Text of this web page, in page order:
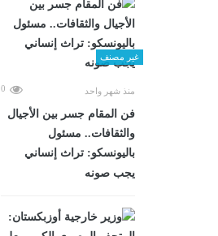
غير مصنف
منذ شهر واحد 0
فن المقام جسر بين الأجيال
والثقافات.. مسئول
باليونسكو: تراث إنساني
يجب صونه